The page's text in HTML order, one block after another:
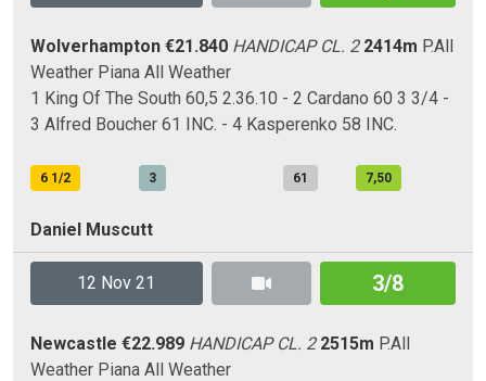
Wolverhampton €21.840 HANDICAP CL. 2 2414m P.All
Weather Piana All Weather
1 King Of The South 60,5 2.36.10 - 2 Cardano 60 3 3/4 -
3 Alfred Boucher 61 INC. - 4 Kasperenko 58 INC.
6 1/2 3 61 7,50
Daniel Muscutt
12 Nov 21 3/8
Newcastle €22.989 HANDICAP CL. 2 2515m P.All
Weather Piana All Weather